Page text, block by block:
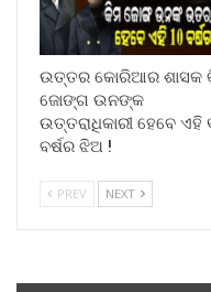
ଉତ୍ତର କୋରିଆର ଶାସକ
ଜୋଙ୍ଗ ଉନଙ୍କ
ଉତ୍ତରାଧିକାରୀ ହେବେ ଏହି
ବର୍ଷର ଝିଅ !
PREV NEXT